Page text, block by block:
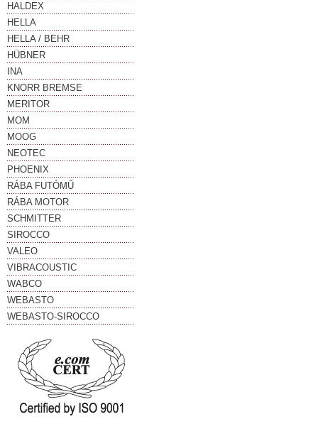
HALDEX
HELLA
HELLA / BEHR
HÜBNER
INA
KNORR BREMSE
MERITOR
MOM
MOOG
NEOTEC
PHOENIX
RÁBA FUTÓMŰ
RÁBA MOTOR
SCHMITTER
SIROCCO
VALEO
VIBRACOUSTIC
WABCO
WEBASTO
WEBASTO-SIROCCO